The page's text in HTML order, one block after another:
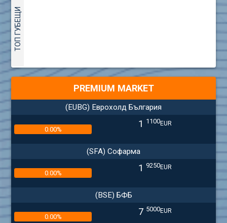
ТОП ГУБЕЩИ
PREMIUM MARKET
(EUBG) Еврохолд България
0.00% 1 1100EUR
(SFA) Софарма
0.00% 1 9250EUR
(BSE) БФБ
0.00% 7 5000EUR